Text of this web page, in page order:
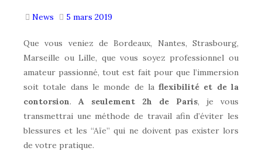
News 5 mars 2019
Que vous veniez de Bordeaux, Nantes, Strasbourg,
Marseille ou Lille, que vous soyez professionnel ou
amateur passionné, tout est fait pour que l’immersion
soit totale dans le monde de laflexibilité et de la
contorsion. A seulement 2h de Paris, je vous
transmettrai une méthode de travail afin d’éviter les
blessures et les “Aïe” qui ne doivent pas exister lors
de votre pratique.